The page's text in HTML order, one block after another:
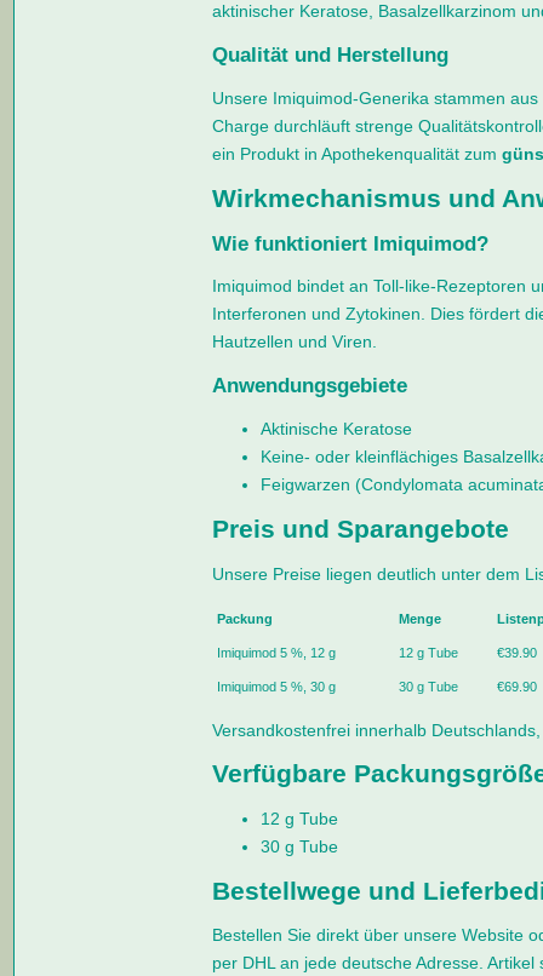
aktinischer Keratose, Basalzellkarzinom
Qualität und Herstellung
Unsere Imiquimod-Generika stammen
Charge durchläuft strenge
ein Produkt in Apothekenqualität zum
Wirkmechanismus und
Wie funktioniert Imiquimod?
Imiquimod bindet an Toll-like-Rezeptoren
Interferonen und Zytokinen. Dies fördert
Hautzellen und Viren.
Anwendungsgebiete
Aktinische Keratose
Keine- oder kleinflächiges
Feigwarzen (Condylomata
Preis und Sparangebote
Unsere Preise liegen deutlich unter dem
Packung Menge
Imiquimod 5 %, 12 g 12 g Tube €39.90
Imiquimod 5 %, 30 g 30 g Tube €69.90
Versandkostenfrei innerhalb
Verfügbare
12 g Tube
30 g Tube
Bestellwege und
Bestellen Sie direkt über unsere Website
per DHL an jede deutsche Adresse.